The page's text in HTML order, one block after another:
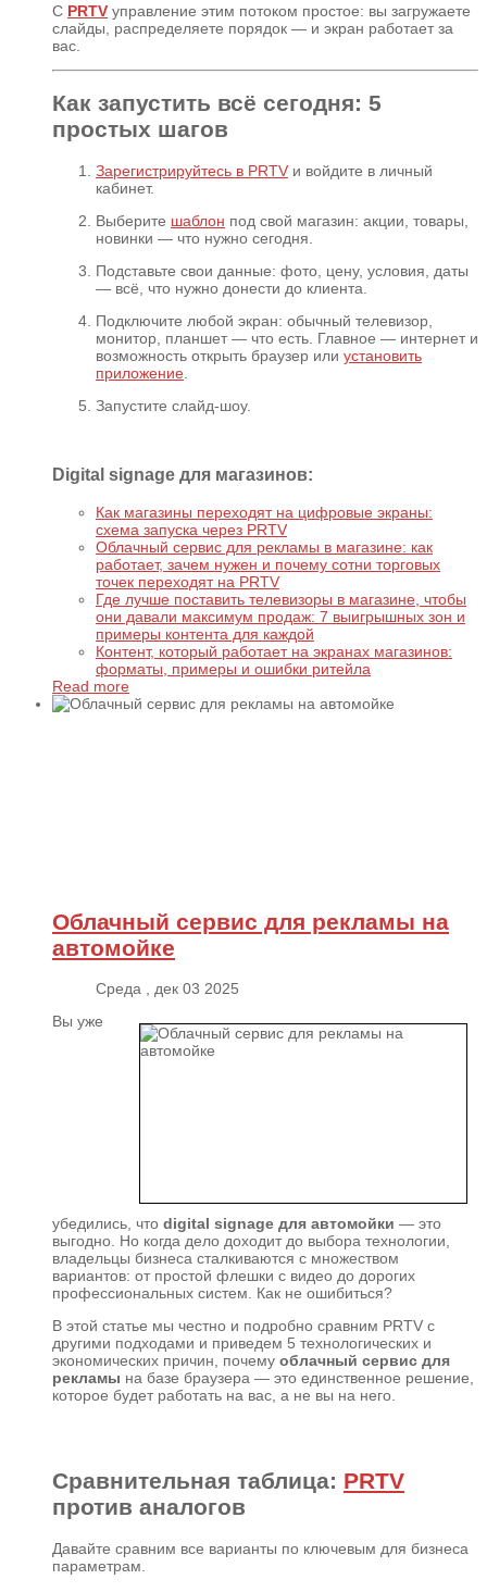
С PRTV управление этим потоком простое: вы загружаете
слайды, распределяете порядок — и экран работает за
вас.
Как запустить всё сегодня: 5
простых шагов
Зарегистрируйтесь в PRTV и войдите в личный
кабинет.
Выберите шаблон под свой магазин: акции, товары,
новинки — что нужно сегодня.
Подставьте свои данные: фото, цену, условия, даты
— всё, что нужно донести до клиента.
Подключите любой экран: обычный телевизор,
монитор, планшет — что есть. Главное — интернет и
возможность открыть браузер или установить
приложение
Запустите слайд-шоу.
Digital signage для магазинов:
Как магазины переходят на цифровые экраны:
схема запуска через PRTV
Облачный сервис для рекламы в магазине: как
работает, зачем нужен и почему сотни торговых
точек переходят на PRTV
Где лучше поставить телевизоры в магазине, чтобы
они давали максимум продаж: 7 выигрышных зон и
примеры контента для каждой
Контент, который работает на экранах магазинов:
форматы, примеры и ошибки ритейла
Read more
Облачный сервис для рекламы на
автомойке
Среда , дек 03 2025
Вы уже
убедились, что digital signage для автомойки — это
выгодно. Но когда дело доходит до выбора технологии,
владельцы бизнеса сталкиваются с множеством
вариантов: от простой флешки с видео до дорогих
профессиональных систем. Как не ошибиться?
В этой статье мы честно и подробно сравним PRTV с
другими подходами и приведем 5 технологических и
экономических причин, почему облачный сервис для
рекламы на базе браузера — это единственное решение,
которое будет работать на вас, а не вы на него.
Сравнительная таблица: PRTV
против аналогов
Давайте сравним все варианты по ключевым для бизнеса
параметрам.